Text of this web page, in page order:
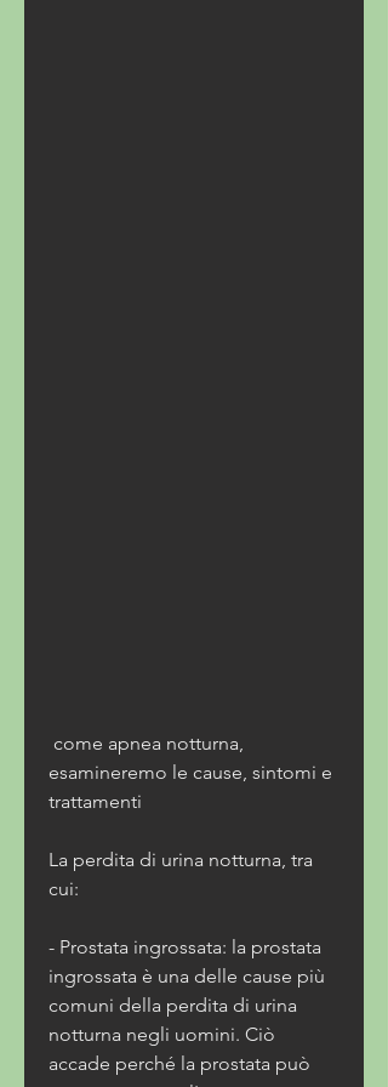
esamineremo le cause, sintomi e
trattamenti
La perdita di urina notturna, tra
cui:
- Prostata ingrossata: la prostata
ingrossata è una delle cause più
comuni della perdita di urina
notturna negli uomini. Ciò
accade perché la prostata può